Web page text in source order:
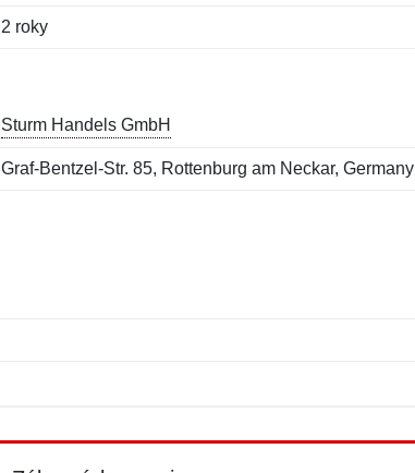
2 roky
Sturm Handels GmbH
Graf-Bentzel-Str. 85, Rottenburg am Neckar, Germany